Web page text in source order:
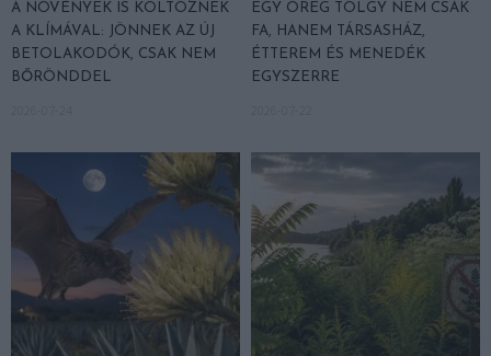
A NÖVÉNYEK IS KÖLTÖZNEK
A KLÍMÁVAL: JÖNNEK AZ ÚJ
BETOLAKODÓK, CSAK NEM
BŐRÖNDDEL
EGY ÖREG TÖLGY NEM CSAK
FA, HANEM TÁRSASHÁZ,
ÉTTEREM ÉS MENEDÉK
EGYSZERRE